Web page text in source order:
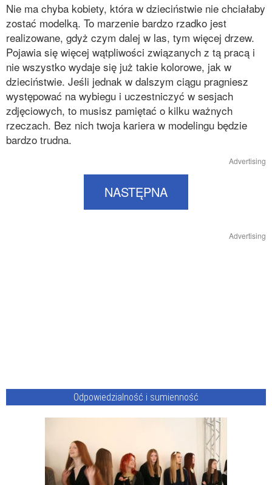
Nie ma chyba kobiety, która w dzieciństwie nie chciałaby
zostać modelką. To marzenie bardzo rzadko jest
realizowane, gdyż czym dalej w las, tym więcej drzew.
Pojawia się więcej wątpliwości związanych z tą pracą i
nie wszystko wydaje się już takie kolorowe, jak w
dzieciństwie. Jeśli jednak w dalszym ciągu pragniesz
występować na wybiegu i uczestniczyć w sesjach
zdjęciowych, to musisz pamiętać o kilku ważnych
rzeczach. Bez nich twoja kariera w modelingu będzie
bardzo trudna.
Advertising
NASTĘPNA
Advertising
Odpowiedzialność i sumienność